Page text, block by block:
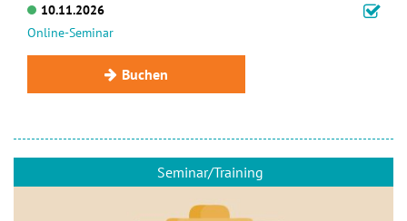
10.11.2026
Online-Seminar
Buchen
Seminar/Training